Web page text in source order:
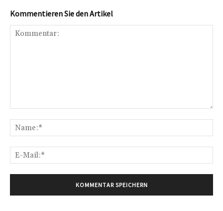
Kommentieren Sie den Artikel